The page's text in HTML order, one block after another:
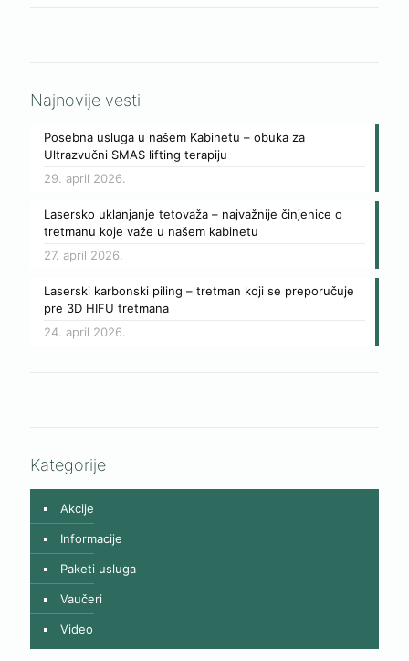
Najnovije vesti
Posebna usluga u našem Kabinetu – obuka za
Ultrazvučni SMAS lifting terapiju
29. april 2026.
Lasersko uklanjanje tetovaža – najvažnije činjenice o
tretmanu koje važe u našem kabinetu
27. april 2026.
Laserski karbonski piling – tretman koji se preporučuje
pre 3D HIFU tretmana
24. april 2026.
Kategorije
Akcije
Informacije
Paketi usluga
Vaučeri
Video